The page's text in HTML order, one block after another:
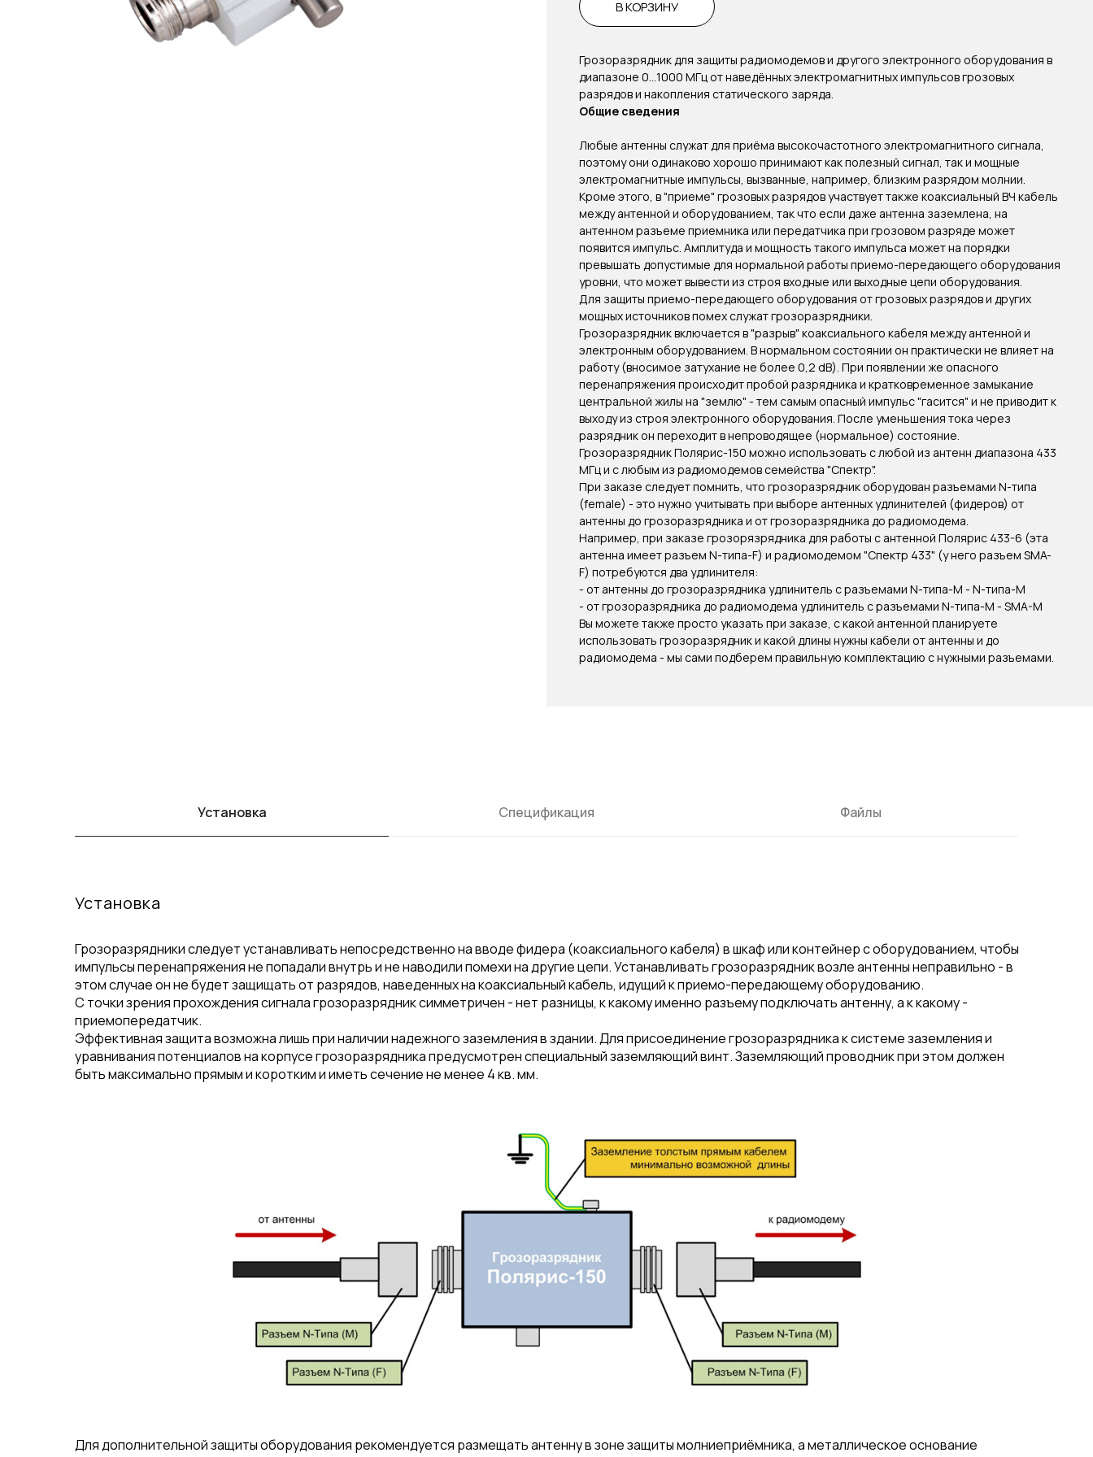
В КОРЗИНУ
Грозоразрядник для защиты радиомодемов и другого электронного оборудования в
диапазоне 0…1000 МГц от наведённых электромагнитных импульсов грозовых
разрядов и накопления статического заряда.
Общие сведения
Любые антенны служат для приёма высокочастотного электромагнитного сигнала,
поэтому они одинаково хорошо принимают как полезный сигнал, так и мощные
электромагнитные импульсы, вызванные, например, близким разрядом молнии.
Кроме этого, в "приеме" грозовых разрядов участвует также коаксиальный ВЧ кабель
между антенной и оборудованием, так что если даже антенна заземлена, на
антенном разъеме приемника или передатчика при грозовом разряде может
появится импульс. Амплитуда и мощность такого импульса может на порядки
превышать допустимые для нормальной работы приемо-передающего оборудования
уровни, что может вывести из строя входные или выходные цепи оборудования.
Для защиты приемо-передающего оборудования от грозовых разрядов и других
мощных источников помех служат грозоразрядники.
Грозоразрядник включается в "разрыв" коаксиального кабеля между антенной и
электронным оборудованием. В нормальном состоянии он практически не влияет на
работу (вносимое затухание не более 0,2 dB). При появлении же опасного
перенапряжения происходит пробой разрядника и кратковременное замыкание
центральной жилы на "землю" - тем самым опасный импульс "гасится" и не приводит к
выходу из строя электронного оборудования. После уменьшения тока через
разрядник он переходит в непроводящее (нормальное) состояние.
Грозоразрядник Полярис-150 можно использовать с любой из антенн диапазона 433
МГц и с любым из радиомодемов семейства "Спектр".
При заказе следует помнить, что грозоразрядник оборудован разъемами N-типа
(female) - это нужно учитывать при выборе антенных удлинителей (фидеров) от
антенны до грозоразрядника и от грозоразрядника до радиомодема.
Например, при заказе грозорязрядника для работы с антенной Полярис 433-6 (эта
антенна имеет разъем N-типа-F) и радиомодемом "Спектр 433" (у него разъем SMA-
F) потребуются два удлинителя:
- от антенны до грозоразрядника удлинитель с разъемами N-типа-M - N-типа-M
- от грозоразрядника до радиомодема удлинитель с разъемами N-типа-M - SMA-M
Вы можете также просто указать при заказе, с какой антенной планируете
использовать грозоразрядник и какой длины нужны кабели от антенны и до
радиомодема - мы сами подберем правильную комплектацию с нужными разъемами.
Установка Спецификация Файлы
Установка
Для дополнительной защиты оборудования рекомендуется размещать антенну в зоне защиты молниеприёмника, а металлическое основание
Грозоразрядники следует устанавливать непосредственно на вводе фидера (коаксиального кабеля) в шкаф или контейнер с оборудованием, чтобы
импульсы перенапряжения не попадали внутрь и не наводили помехи на другие цепи. Устанавливать грозоразрядник возле антенны неправильно - в
этом случае он не будет защищать от разрядов, наведенных на коаксиальный кабель, идущий к приемо-передающему оборудованию.
С точки зрения прохождения сигнала грозоразрядник симметричен - нет разницы, к какому именно разъему подключать антенну, а к какому -
приемопередатчик.
Эффективная защита возможна лишь при наличии надежного заземления в здании. Для присоединение грозоразрядника к системе заземления и
уравнивания потенциалов на корпусе грозоразрядника предусмотрен специальный заземляющий винт. Заземляющий проводник при этом должен
быть максимально прямым и коротким и иметь сечение не менее 4 кв. мм.